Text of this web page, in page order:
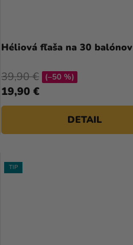
Héliová fľaša na 30 balónov
19,90 €
39,90 € (–50 %)
DETAIL
TIP